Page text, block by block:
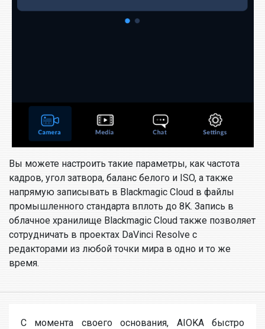
Вы можете настроить такие параметры, как частота
кадров, угол затвора, баланс белого и ISO, а также
напрямую записывать в Blackmagic Cloud в файлы
промышленного стандарта вплоть до 8K. Запись в
облачное хранилище Blackmagic Cloud также позволяет
сотрудничать в проектах DaVinci Resolve с
редакторами из любой точки мира в одно и то же
время.
С момента своего основания, AIOKA быстро